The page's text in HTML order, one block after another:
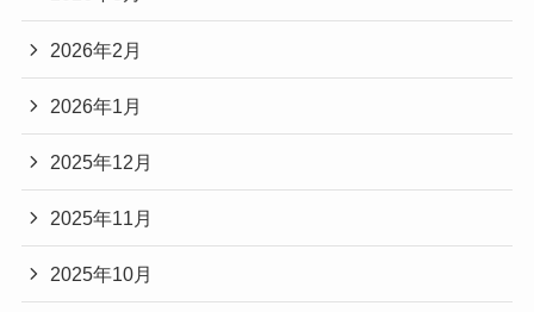
2026年2月
2026年1月
2025年12月
2025年11月
2025年10月